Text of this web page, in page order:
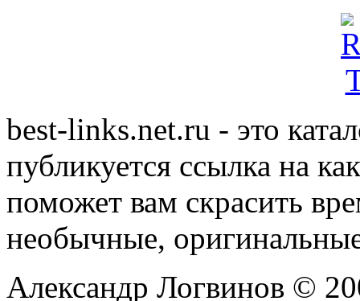
best-links.net.ru - это
публикуется ссылка на
поможет вам скрасить
необычные,
Александр Логвинов ©